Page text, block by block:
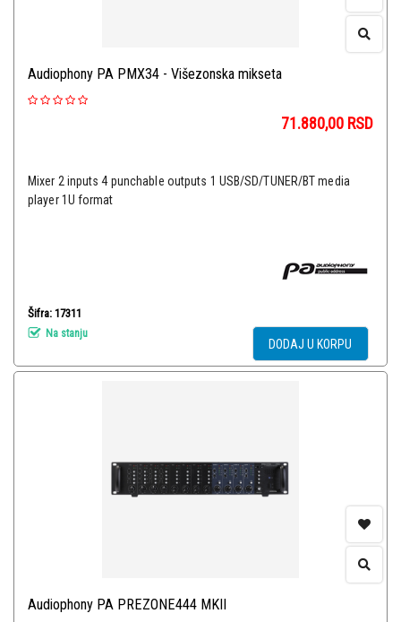
Audiophony PA PMX34 - Višezonska mikseta
71.880,00 RSD
Mixer 2 inputs 4 punchable outputs 1 USB/SD/TUNER/BT media
player 1U format
Šifra: 17311
Na stanju
DODAJ U KORPU
Audiophony PA PREZONE444 MKII